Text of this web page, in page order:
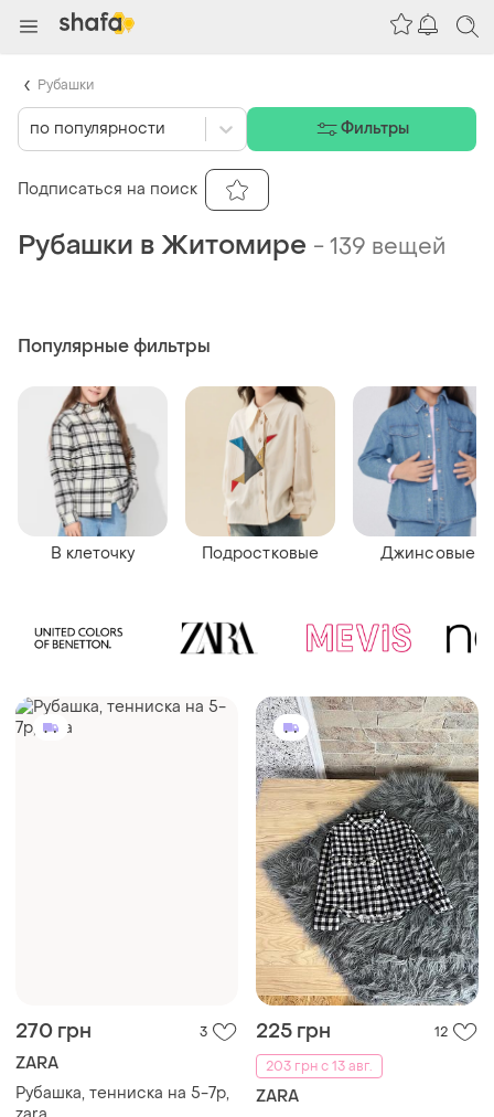
Рубашки в Житомире -139 вещей
270 грн 3
ZARA
Рубашка, тенниска на 5-7р,
225 грн
12
203 грн с 13 авг.
ZARA
Популярные фильтры
В клеточку Подростковые Джинсовые
по популярности Фильтры
Подписаться на поиск
Рубашки